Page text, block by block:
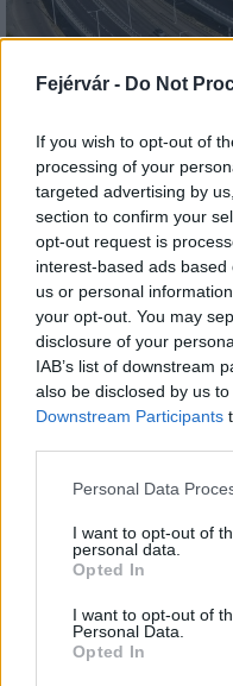
Fejérvár - Do Not
If you wish to opt-out of
processing of your
targeted advertising by
section to confirm your
opt-out request is
interest-based ads
us or personal
your opt-out. You may
disclosure of your
IAB’s list of downstream
also be disclosed by us
Downstream Participants
Please note that this
not limited to your visit or
grant or deny consent to
use your data for below
consent section.
Personal Data
I want to opt-out of
personal data.
Opted In
I want to opt-out of
Personal Data.
Opted In
HE-DO KM Építő Kft.
Látványos építési
felüljárón
A tartós nyári hőség
ennek ellenére
Paks
múlt